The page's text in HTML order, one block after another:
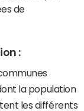
de
:
la population
les différents